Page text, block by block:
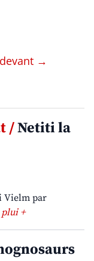
→
/Netiti la
Vielm par
+